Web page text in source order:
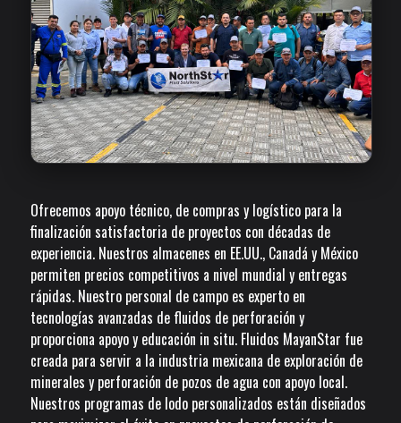
Ofrecemos apoyo técnico, de compras y logístico para la
finalización satisfactoria de proyectos con décadas de
experiencia. Nuestros almacenes en EE.UU., Canadá y México
permiten precios competitivos a nivel mundial y entregas
rápidas. Nuestro personal de campo es experto en
tecnologías avanzadas de fluidos de perforación y
proporciona apoyo y educación in situ. Fluidos MayanStar fue
creada para servir a la industria mexicana de exploración de
minerales y perforación de pozos de agua con apoyo local.
Nuestros programas de lodo personalizados están diseñados